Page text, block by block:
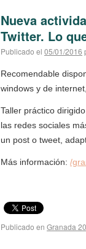
Nueva
Twitter. Lo
Publicado el 05/01/2016
Recomendable
windows y de
Taller práctico
las redes sociales
un post o tweet,
Más información: /
Publicado en Granada